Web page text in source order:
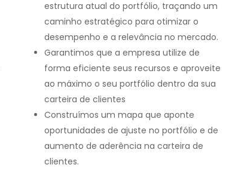
estrutura atual do portfólio, traçando um
caminho estratégico para otimizar o
desempenho e a relevância no mercado.
Garantimos que a empresa utilize de
forma eficiente seus recursos e aproveite
ao máximo o seu portfólio dentro da sua
carteira de clientes
Construímos um mapa que aponte
oportunidades de ajuste no portfólio e de
aumento de aderência na carteira de
clientes.